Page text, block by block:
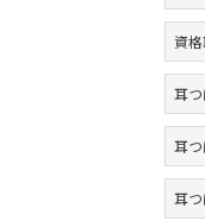
資
耳
耳
耳